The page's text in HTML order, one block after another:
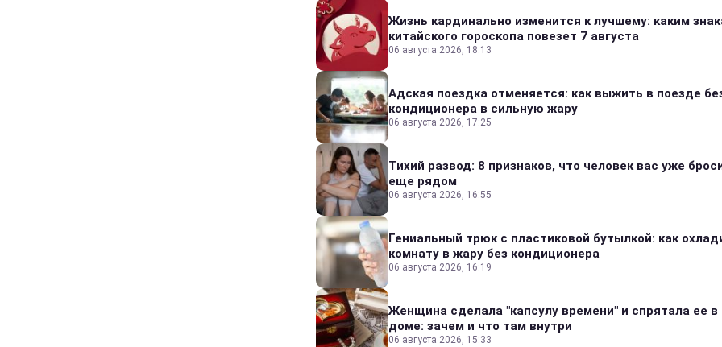
Жизнь кардинально изменится к лучшему: каким
китайского гороскопа повезет 7 августа
06 августа 2026, 18:13
Адская поездка отменяется: как выжить в поезде
кондиционера в сильную жару
06 августа 2026, 17:25
Тихий развод: 8 признаков, что человек вас уже
еще рядом
06 августа 2026, 16:55
Гениальный трюк с пластиковой бутылкой: как
комнату в жару без кондиционера
06 августа 2026, 16:19
Женщина сделала "капсулу времени" и спрятала ее в
доме: зачем и что там внутри
06 августа 2026, 15:33